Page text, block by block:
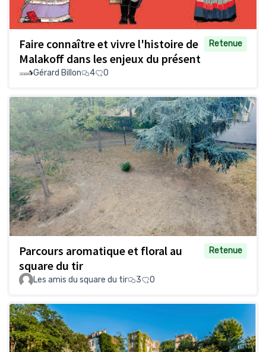
Faire connaître et vivre l'histoire de
Malakoff dans les enjeux du présent
Retenue
Gérard Billon 4 0
Parcours aromatique et floral au
square du tir
Retenue
Les amis du square du tir 3 0